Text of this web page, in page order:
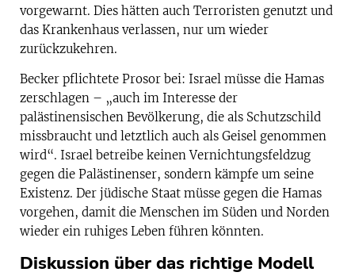
vorgewarnt. Dies hätten auch Terroristen genutzt und
das Krankenhaus verlassen, nur um wieder
zurückzukehren.
Becker pflichtete Prosor bei: Israel müsse die Hamas
zerschlagen – „auch im Interesse der
palästinensischen Bevölkerung, die als Schutzschild
missbraucht und letztlich auch als Geisel genommen
wird“. Israel betreibe keinen Vernichtungsfeldzug
gegen die Palästinenser, sondern kämpfe um seine
Existenz. Der jüdische Staat müsse gegen die Hamas
vorgehen, damit die Menschen im Süden und Norden
wieder ein ruhiges Leben führen könnten.
Diskussion über das richtige Modell